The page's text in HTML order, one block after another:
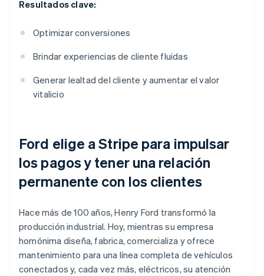
Resultados clave:
Optimizar conversiones
Brindar experiencias de cliente fluidas
Generar lealtad del cliente y aumentar el valor
vitalicio
Ford elige a Stripe para impulsar
los pagos y tener una relación
permanente con los clientes
Hace más de 100 años, Henry Ford transformó la
producción industrial. Hoy, mientras su empresa
homónima diseña, fabrica, comercializa y ofrece
mantenimiento para una línea completa de vehículos
conectados y, cada vez más, eléctricos, su atención